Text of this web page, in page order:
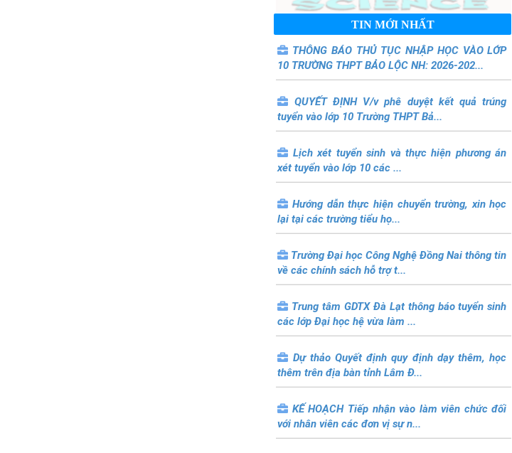
TIN MỚI NHẤT
THÔNG BÁO THỦ TỤC NHẬP HỌC VÀO LỚP
10 TRƯỜNG THPT BẢO LỘC NH: 2026-202...
QUYẾT ĐỊNH V/v phê duyệt kết quả trúng
tuyển vào lớp 10 Trường THPT Bả...
Lịch xét tuyển sinh và thực hiện phương án
xét tuyển vào lớp 10 các ...
Hướng dẫn thực hiện chuyển trường, xin học
lại tại các trường tiểu họ...
Trường Đại học Công Nghệ Đồng Nai thông tin
về các chính sách hỗ trợ t...
Trung tâm GDTX Đà Lạt thông báo tuyển sinh
các lớp Đại học hệ vừa làm ...
Dự thảo Quyết định quy định dạy thêm, học
thêm trên địa bàn tỉnh Lâm Đ...
KẾ HOẠCH Tiếp nhận vào làm viên chức đối
với nhân viên các đơn vị sự n...